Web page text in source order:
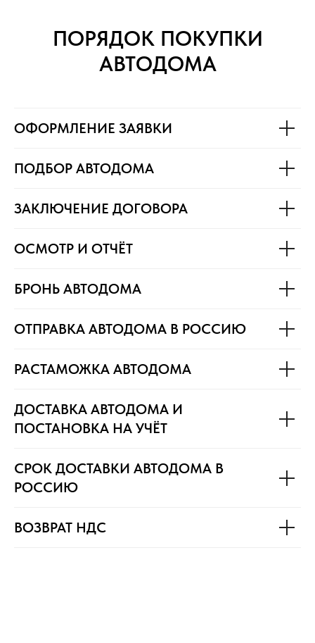
ПОРЯДОК ПОКУПКИ
АВТОДОМА
ОФОРМЛЕНИЕ ЗАЯВКИ
ПОДБОР АВТОДОМА
ЗАКЛЮЧЕНИЕ ДОГОВОРА
ОСМОТР И ОТЧЁТ
БРОНЬ АВТОДОМА
ОТПРАВКА АВТОДОМА В РОССИЮ
РАСТАМОЖКА АВТОДОМА
ДОСТАВКА АВТОДОМА И
ПОСТАНОВКА НА УЧЁТ
СРОК ДОСТАВКИ АВТОДОМА В
РОССИЮ
ВОЗВРАТ НДС